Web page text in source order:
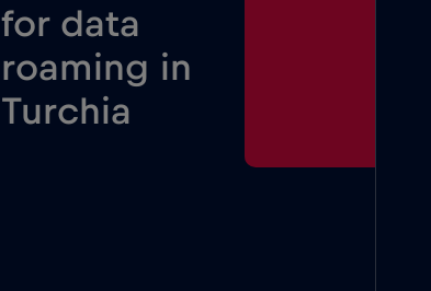
for data
roaming in
Turchia